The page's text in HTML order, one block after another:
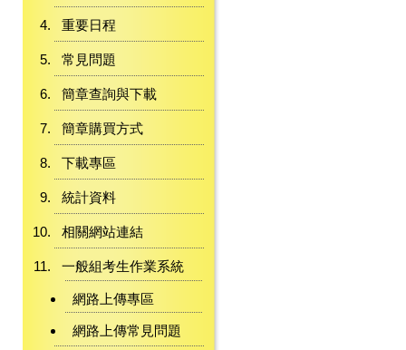
重要日程
常見問題
簡章查詢與下載
簡章購買方式
下載專區
統計資料
相關網站連結
一般組考生作業系統
網路上傳專區
網路上傳常見問題